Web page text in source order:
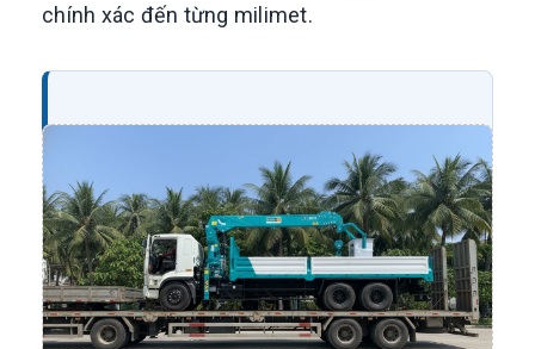
chính xác đến từng milimet.